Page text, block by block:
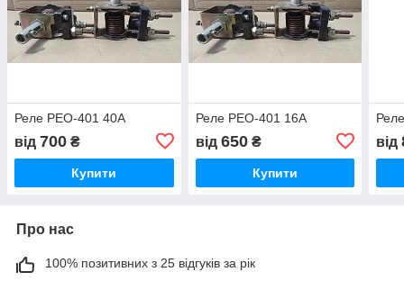
Реле РЕО-401 40А
від 700 ₴
Купити
Реле РЕО-401 16А
від 650₴
Купити
від
Про нас
100% позитивних з 25 відгуків за рік